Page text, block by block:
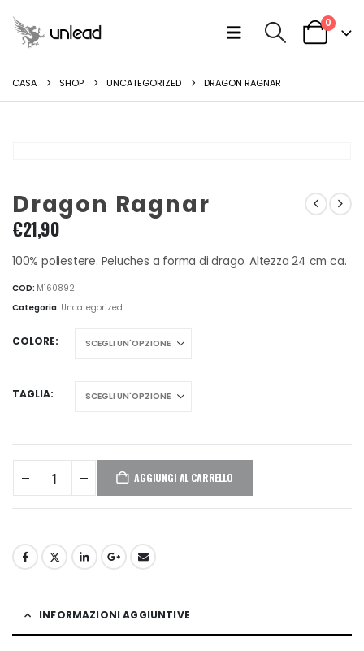
0
CASA SHOP UNCATEGORIZED DRAGON RAGNAR
Dragon Ragnar
€21,90
100% poliestere. Peluches a forma di drago. Altezza 24 cm ca.
COD: M160892
Categoria: Uncategorized
COLORE
TAGLIA
AGGIUNGI AL CARRELLO
INFORMAZIONI AGGIUNTIVE